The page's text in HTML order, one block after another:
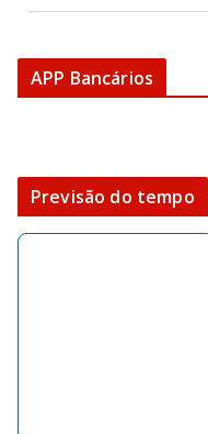
APP Bancários
Previsão do tempo